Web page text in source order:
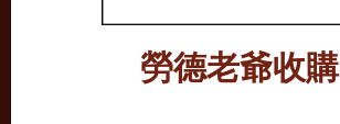
勞德老爺收購